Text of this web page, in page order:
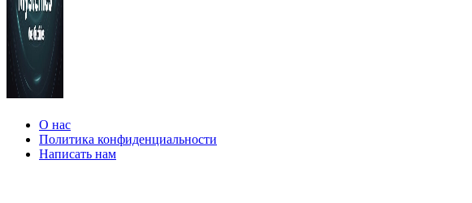
О нас
Политика конфиденциальности
Написать нам